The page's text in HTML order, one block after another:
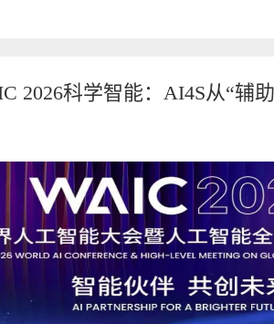
2026科学智能：AI4S从“辅